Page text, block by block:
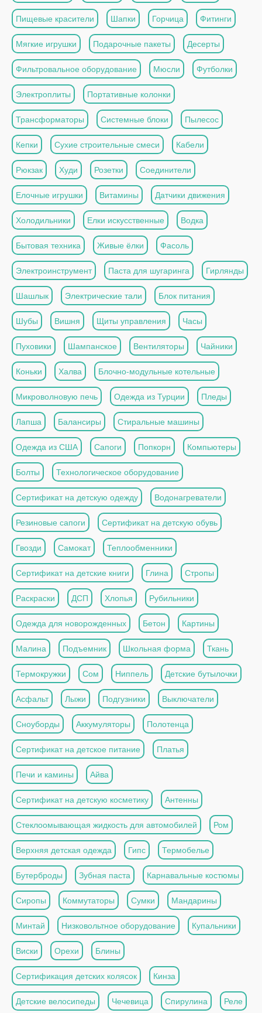
Пищевые красители Шапки Горчица Фитинги
Мягкие игрушки Подарочные пакеты Десерты
Фильтровальное оборудование Мюсли Футболки
Электроплиты Портативные колонки
Трансформаторы Системные блоки Пылесос
Кепки Сухие строительные смеси Кабели
Рюкзак Худи Розетки Соединители
Елочные игрушки Витамины Датчики движения
Холодильники Елки искусственные Водка
Бытовая техника Живые ёлки Фасоль
Электроинструмент Паста для шугаринга Гирлянды
Шашлык Электрические тали Блок питания
Шубы Вишня Щиты управления Часы
Пуховики Шампанское Вентиляторы Чайники
Коньки Халва Блочно-модульные котельные
Микроволновую печь Одежда из Турции Пледы
Лапша Балансиры Стиральные машины
Одежда из США Сапоги Попкорн Компьютеры
Болты Технологическое оборудование
Сертификат на детскую одежду Водонагреватели
Резиновые сапоги Сертификат на детскую обувь
Гвозди Самокат Теплообменники
Сертификат на детские книги Глина Стропы
Раскраски ДСП Хлопья Рубильники
Одежда для новорожденных Бетон Картины
Малина Подъемник Школьная форма Ткань
Термокружки Сом Ниппель Детские бутылочки
Асфальт Лыжи Подгузники Выключатели
Сноуборды Аккумуляторы Полотенца
Сертификат на детское питание Платья
Печи и камины Айва
Сертификат на детскую косметику Антенны
Стеклоомывающая жидкость для автомобилей Ром
Верхняя детская одежда Гипс Термобелье
Бутерброды Зубная паста Карнавальные костюмы
Сиропы Коммутаторы Сумки Мандарины
Минтай Низковольтное оборудование Купальники
Виски Орехи Блины
Сертификация детских колясок Кинза
Детские велосипеды Чечевица Спирулина Реле